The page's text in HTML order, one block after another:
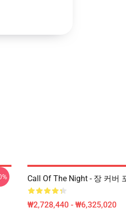
Call Of The Night - 장 커버
₩2,728,440 - ₩6,325,020